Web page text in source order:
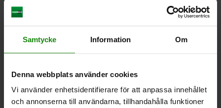
Samtycke Information Om
Denna webbplats använder cookies
Vi använder enhetsidentifierare för att anpassa innehållet
och annonserna till användarna, tillhandahålla funktioner